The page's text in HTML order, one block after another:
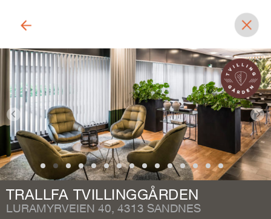
TRALLFA TVILLINGGÅRDEN
LURAMYRVEIEN 40, 4313 SANDNES